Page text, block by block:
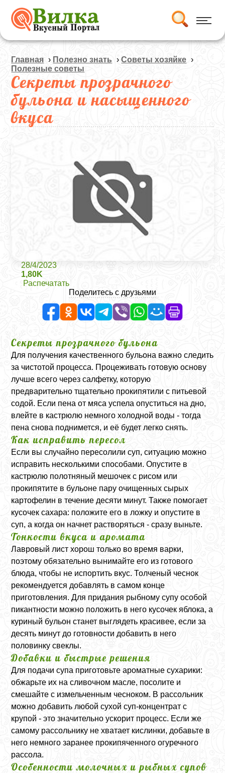
Главная › Полезно знать ›Советы хозяйке ›
Полезные советы
Секреты прозрачного
бульона и насыщенного
вкуса
28/4/2023
1,80K
Распечатать
Поделитесь с друзьями
Секреты прозрачного бульона
Для получения качественного бульона важно следить
за чистотой процесса. Процеживать готовую основу
лучше всего через салфетку, которую
предварительно тщательно прокипятили с питьевой
содой. Если пена от мяса успела опуститься на дно,
влейте в кастрюлю немного холодной воды - тогда
пена снова поднимется, и её будет легко снять.
Как исправить пересол
Если вы случайно пересолили суп, ситуацию можно
исправить несколькими способами. Опустите в
кастрюлю полотняный мешочек с рисом или
прокипятите в бульоне пару очищенных сырых
картофелин в течение десяти минут. Также помогает
кусочек сахара: положите его в ложку и опустите в
суп, а когда он начнет растворяться - сразу выньте.
Тонкости вкуса и аромата
Лавровый лист хорош только во время варки,
поэтому обязательно вынимайте его из готового
блюда, чтобы не испортить вкус. Толченый чеснок
рекомендуется добавлять в самом конце
приготовления. Для придания рыбному супу особой
пикантности можно положить в него кусочек яблока, а
куриный бульон станет выглядеть красивее, если за
десять минут до готовности добавить в него
половинку свеклы.
Добавки и быстрые решения
Для подачи супа приготовьте ароматные сухарики:
обжарьте их на сливочном масле, посолите и
смешайте с измельченным чесноком. В рассольник
можно добавить любой сухой суп-концентрат с
крупой - это значительно ускорит процесс. Если же
самому рассольнику не хватает кислинки, добавьте в
него немного заранее прокипяченного огуречного
рассола.
Особенности молочных и рыбных супов